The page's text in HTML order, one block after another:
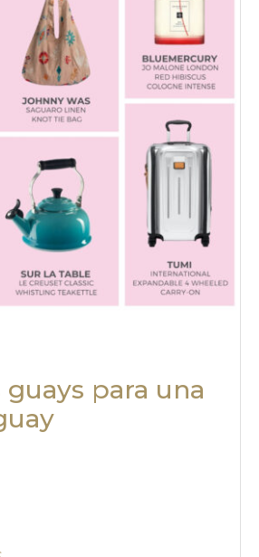
guays para una